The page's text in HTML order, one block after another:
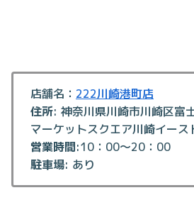
店舗名： 222川崎港町店
住所: 神奈川県川崎市川崎区富
マーケットスクエア川崎イー
営業時間:10：00～20：00
駐車場: あり